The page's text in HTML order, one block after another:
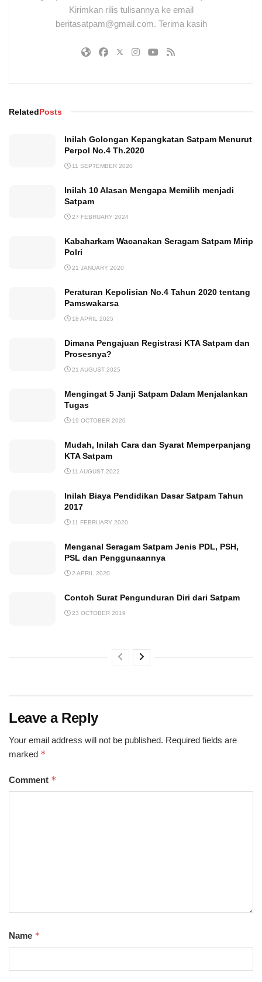
Kirimkan rilis tulisannya ke email
beritasatpam@gmail.com. Terima kasih
RelatedPosts
Inilah Golongan Kepangkatan Satpam Menurut
Perpol No.4 Th.2020
11 SEPTEMBER 2020
Inilah 10 Alasan Mengapa Memilih menjadi
Satpam
27 FEBRUARY 2024
Kabaharkam Wacanakan Seragam Satpam Mirip
Polri
21 JANUARY 2020
Peraturan Kepolisian No.4 Tahun 2020 tentang
Pamswakarsa
18 APRIL 2025
Dimana Pengajuan Registrasi KTA Satpam dan
Prosesnya?
21 AUGUST 2025
Mengingat 5 Janji Satpam Dalam Menjalankan
Tugas
19 OCTOBER 2020
Mudah, Inilah Cara dan Syarat Memperpanjang
KTA Satpam
11 AUGUST 2022
Inilah Biaya Pendidikan Dasar Satpam Tahun
2017
11 FEBRUARY 2020
Menganal Seragam Satpam Jenis PDL, PSH,
PSL dan Penggunaannya
2 APRIL 2020
Contoh Surat Pengunduran Diri dari Satpam
23 OCTOBER 2019
Leave a Reply
Your email address will not be published. Required fields are
marked *
Comment *
Name *